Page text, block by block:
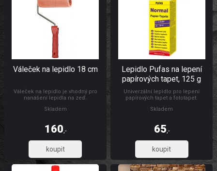
Váleček na lepidlo 18 cm
Váleček na lepidlo je vhodný pro
nanášení lepidla na zeď.
Skladem
160 ,-
132,23
Lepidlo Pufas na lepení
papírových tapet, 125 g
Univerzální lepidlo pro lepení
papírových tapet a fototapet.
Pokud nakoupíte min. 2 role tapety,
slevového políčka a lepidlo máte
zdarma.
Skladem
65 ,-
53,72